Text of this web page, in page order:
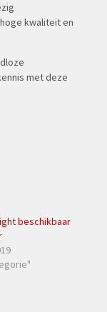
kwaliteit en
met deze
beschikbaar